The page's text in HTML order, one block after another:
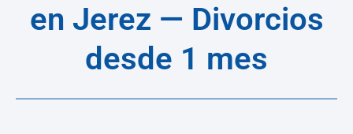
en Jerez — Divorcios
desde 1 mes